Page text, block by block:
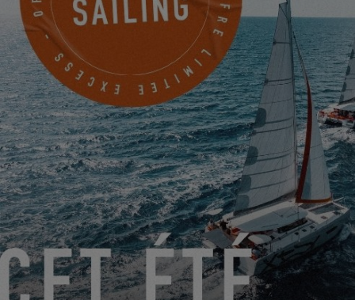
UNE BELLE ÉNERGIE COLLECTIVE
Avant le départ, nos équipages Excess ont eu de nombreux
moments pour se rencontrer et créer un véritable esprit de
groupe. Conseils, rires, discussions techniques, partages
d’expérience… L’ambiance était simple, chaleureuse,
authentique, tout ce qu’on aime chez Excess.
Nos équipes étaient également sur place pour accompagner les
derniers préparatifs. Vérifications, petits ajustements,
encouragements et moments privilégiés à bord nous ont permis
de vivre, à leurs côtés, le frisson du départ : cette douce tension
quand les amarres sont encore à quai, les regards complices
avec les proches, puis l’excitation pure au moment de s’élancer.